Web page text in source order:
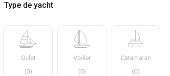
Type de yacht
Gulet
(0)
Voilier
(0)
Catamaran
(0)